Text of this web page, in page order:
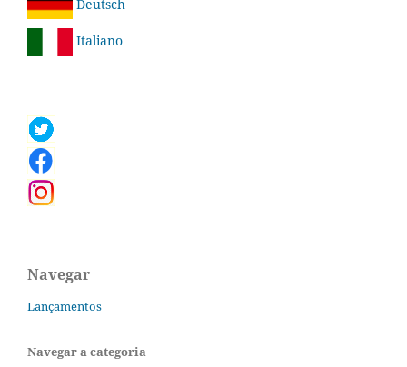
Deutsch
Italiano
Navegar
Lançamentos
Navegar a categoria